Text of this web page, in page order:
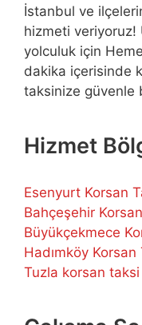
İstanbul ve
hizmeti veriyoruz!
yolculuk için
dakika içerisinde
taksinize güvenle
Hizmet
Esenyurt Korsan
Bahçeşehir
Büyükçekmece
Hadımköy Korsan
Tuzla korsan taksi